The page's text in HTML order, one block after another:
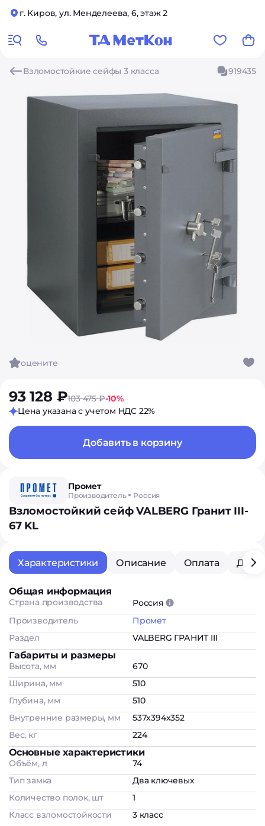
г. Киров, ул. Менделеева, 6, этаж 2
Взломостойкие сейфы 3 класса 919435
оцените
93 128 ₽103 475 ₽-10%
Цена указана с учетом НДС 22%
Добавить в корзину
Промет
Производитель Россия
Взломостойкий сейф VALBERG Гранит III-
67 KL
Характеристики Описание Оплата
Общая информация
Страна производства
Россия
Производитель
Промет
Раздел
VALBERG ГРАНИТ III
Габариты и размеры
Высота, мм
670
Ширина, мм
510
Глубина, мм
510
Внутренние размеры, мм
537x394x352
Вес, кг
224
Основные характеристики
Объём, л
74
Тип замка
Два ключевых
Количество полок, шт
1
Класс взломостойкости
3 класс